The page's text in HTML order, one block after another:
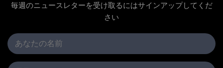
毎週のニュースレターを受け取るにはサインアップしてくだ
さい